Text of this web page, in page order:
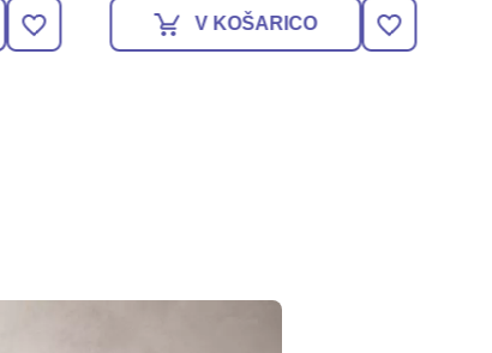
V KOŠARICO